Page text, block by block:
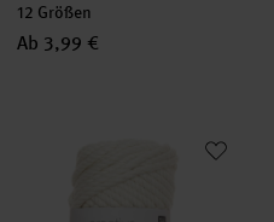
12 Größen
Ab 3,99 €
Creative Cotton Cord